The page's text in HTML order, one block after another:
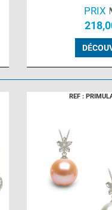
PRIX
REF :